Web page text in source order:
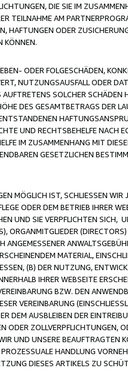
DIE SIE IM
TEILNAHME AM
HAFTUNGEN ODER
KÖNNEN.
ODER FOLGESCHÄDEN,
NUTZUNGSAUSFALL ODER
SOLCHER SCHÄDEN
DES GESAMTBETRAGS DER
UND RECHTSBEHELFE NACH
IM ZUSAMMENHANG MIT
GESETZLICHEN
MÖGLICH IST, SCHLIESSEN WIR
ODER DEM BETRIEB IHRER
UND SIE VERPFLICHTEN SICH,
ORGANMITGLIEDER
MATERIAL,
(B) DER NUTZUNG,
IHRER WEBSEITE
BZW. DEN
VEREINBARUNG
DEM AUSBLEIBEN DER
ZOLLVERPFLICHTUNGEN,
UND UNSERE BEAUFTRAGTEN
HANDLUNG
DIESES ARTIKELS ZU